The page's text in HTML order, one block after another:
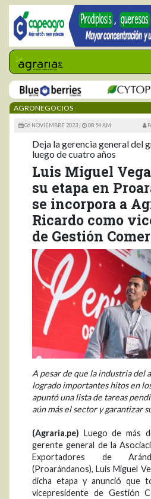
AGRONEGOCIOS
06 NOVIEMBRE 2023 | 08:54 AM
Deja la gerencia general del
luego de cuatro años
Luis Miguel
su etapa en
se incorpora a
Ricardo como
de Gestión
A pesar de que la industria del
logrado importantes hitos en
apuntó una lista de tareas
aún más el sector y garantizar
(Agraria.pe) Luego de más
gerente general de la
Exportadores de
(Proarándanos), Luis Miguel
dicha etapa y anunció que
vicepresidente de Gestión